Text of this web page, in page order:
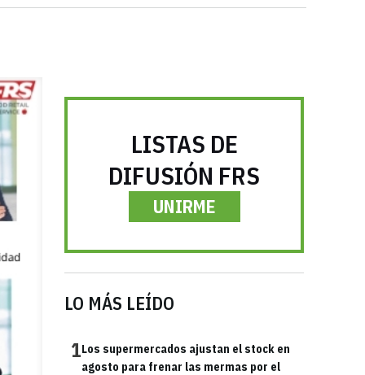
LISTAS DE
DIFUSIÓN FRS
UNIRME
LO MÁS LEÍDO
1Los supermercados ajustan el stock en
agosto para frenar las mermas por el